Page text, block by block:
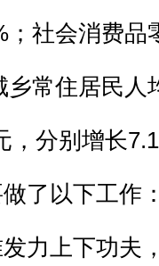
；社会消费品
乡常住居民人
，分别增长
了以下工作
上下功夫